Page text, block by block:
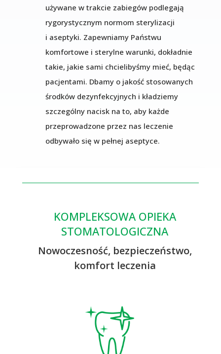
używane w trakcie zabiegów podlegają
rygorystycznym normom sterylizacji
i aseptyki. Zapewniamy Państwu
komfortowe i sterylne warunki, dokładnie
takie, jakie sami chcielibyśmy mieć, będąc
pacjentami. Dbamy o jakość stosowanych
środków dezynfekcyjnych i kładziemy
szczególny nacisk na to, aby każde
przeprowadzone przez nas leczenie
odbywało się w pełnej aseptyce.
KOMPLEKSOWA OPIEKA
STOMATOLOGICZNA
Nowoczesność, bezpieczeństwo,
komfort leczenia